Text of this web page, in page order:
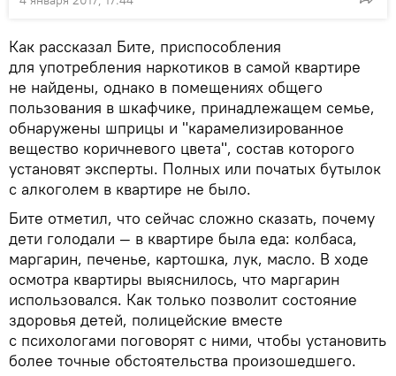
Как рассказал Бите, приспособления
для употребления наркотиков в самой квартире
не найдены, однако в помещениях общего
пользования в шкафчике, принадлежащем семье,
обнаружены шприцы и "карамелизированное
вещество коричневого цвета", состав которого
установят эксперты. Полных или початых бутылок
с алкоголем в квартире не было.
Бите отметил, что сейчас сложно сказать, почему
дети голодали — в квартире была еда: колбаса,
маргарин, печенье, картошка, лук, масло. В ходе
осмотра квартиры выяснилось, что маргарин
использовался. Как только позволит состояние
здоровья детей, полицейские вместе
с психологами поговорят с ними, чтобы установить
более точные обстоятельства произошедшего.